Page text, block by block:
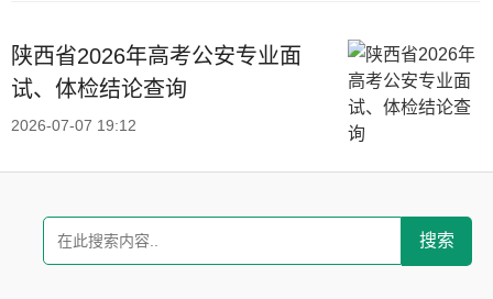
陕西省2026年高考公安专业面
试、体检结论查询
2026-07-07 19:12
搜索